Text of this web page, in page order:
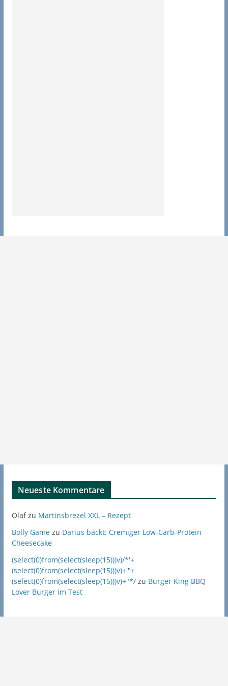
Neueste Kommentare
Olafzu Martinsbrezel XXL – Rezept
Bolly Gamezu Darius backt: Cremiger Low-Carb-Protein
Cheesecake
(select(0)from(select(sleep(15)))v)/*'+
(select(0)from(select(sleep(15)))v)+'"+
(select(0)from(select(sleep(15)))v)+"*/zu Burger King BBQ
Lover Burger im Test